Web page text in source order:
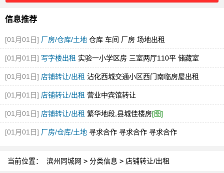
信息推荐
[01月01日] 厂房/仓库/土地 仓库 车间 厂房 场地出租
[01月01日] 写字楼出租 实验一小学区房 三室两厅110平 储藏室
[01月01日] 店铺转让/出租 沾化西城交通小区西门南临房屋出租
[01月01日] 店铺转让/出租 营业中宾馆转让
[01月01日] 店铺转让/出租 繁华地段,县城佳楼房[图]
[01月01日] 厂房/仓库/土地 寻求合作 寻求合作 寻求合作
当前位置： 滨州同城网 > 分类信息 > 店铺转让/出租